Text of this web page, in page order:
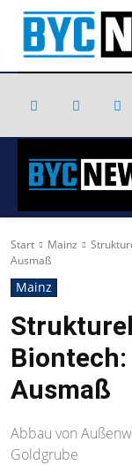
Start Mainz
Ausmaß
Mainz
Ausmaß
Abbau von
Goldgrube